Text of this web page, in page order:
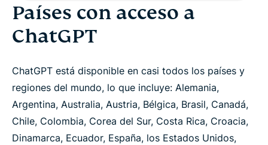
Países con acceso a
ChatGPT
ChatGPT está disponible en casi todos los países y
regiones del mundo, lo que incluye: Alemania,
Argentina, Australia, Austria, Bélgica, Brasil, Canadá,
Chile, Colombia, Corea del Sur, Costa Rica, Croacia,
Dinamarca, Ecuador, España, los Estados Unidos,